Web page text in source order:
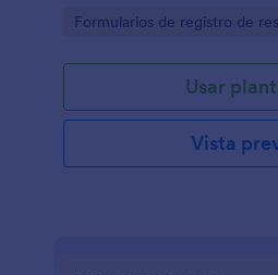
Go to Category:
Formularios de registro de
Usar
Vista